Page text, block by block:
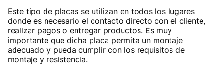
Este tipo de placas se utilizan en todos los lugares
donde es necesario el contacto directo con el cliente,
realizar pagos o entregar productos. Es muy
importante que dicha placa permita un montaje
adecuado y pueda cumplir con los requisitos de
montaje y resistencia.